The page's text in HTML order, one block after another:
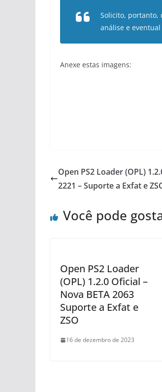
Solicito, portanto,
análise e
Anexe estas imagens:
Open PS2 Loader (OPL)
2221 – Suporte a Exfat e
Você pode
Open PS2 Loader
(OPL) 1.2.0 Oficial –
Nova BETA 2063
Suporte a Exfat e
ZSO
16 de dezembro de 2023